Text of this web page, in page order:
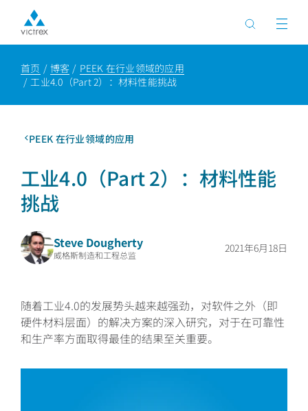
首页 博客
PEEK 在行业领域的应用
工业4.0（Part 2）：材料性能挑战
PEEK 在行业领域的应用
工业4.0（Part 2）：材料性能
挑战
Steve Dougherty
威格斯制造和工程总监
2021年6月18日
随着工业4.0的发展势头越来越强劲，对软件之外（即
硬件材料层面）的解决方案的深入研究，对于在可靠性
和生产率方面取得最佳的结果至关重要。